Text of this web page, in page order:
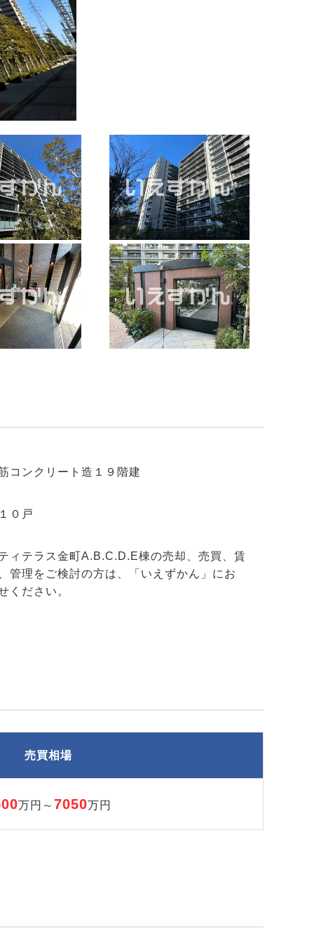
コンクリート造１９階建
０戸
ィテラス金町A.B.C.D.E棟の売却、売買、賃
管理をご検討の方は、「いえずかん」にお
ください。
売買相場
万円～ 7050万円